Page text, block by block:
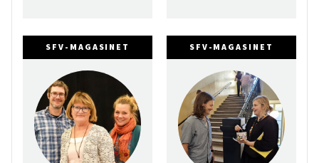
SFV-MAGASINET SFV-MAGASINET